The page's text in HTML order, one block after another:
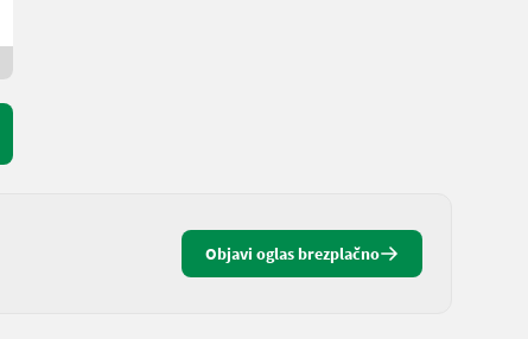
Objavi oglas brezplačno